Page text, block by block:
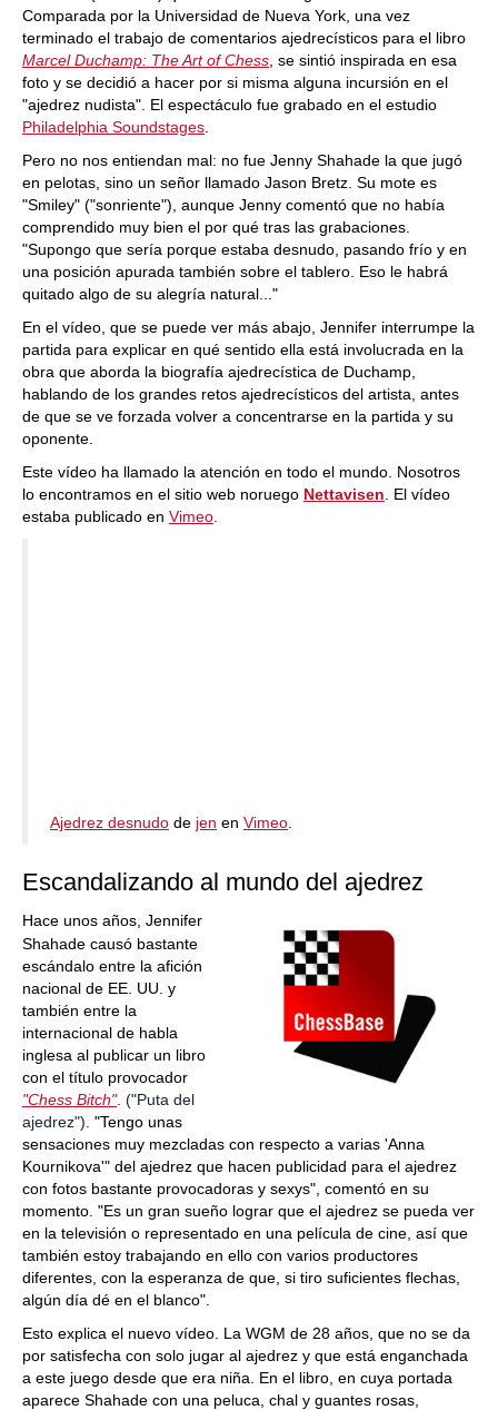
Comparada por la Universidad de Nueva York, una vez
terminado el trabajo de comentarios ajedrecísticos para el libro
Marcel Duchamp: The Art of Chess , se sintió inspirada en esa
foto y se decidió a hacer por si misma alguna incursión en el
"ajedrez nudista". El espectáculo fue grabado en el estudio
Philadelphia Soundstages
Pero no nos entiendan mal: no fue Jenny Shahade la que jugó
en pelotas, sino un señor llamado Jason Bretz. Su mote es
"Smiley" ("sonriente"), aunque Jenny comentó que no había
comprendido muy bien el por qué tras las grabaciones.
"Supongo que sería porque estaba desnudo, pasando frío y en
una posición apurada también sobre el tablero. Eso le habrá
quitado algo de su alegría natural..."
En el vídeo, que se puede ver más abajo, Jennifer interrumpe la
partida para explicar en qué sentido ella está involucrada en la
obra que aborda la biografía ajedrecística de Duchamp,
hablando de los grandes retos ajedrecísticos del artista, antes
de que se ve forzada volver a concentrarse en la partida y su
oponente.
Este vídeo ha llamado la atención en todo el mundo. Nosotros
lo encontramos en el sitio web noruego Nettavisen . El vídeo
estaba publicado en Vimeo
Ajedrez desnudo de jen en Vimeo
Escandalizando al mundo del ajedrez
Hace unos años, Jennifer
Shahade causó bastante
escándalo entre la afición
nacional de EE. UU. y
también entre la
internacional de habla
inglesa al publicar un libro
con el título provocador
"Chess Bitch". ("Puta del
ajedrez"). "Tengo unas
sensaciones muy mezcladas con respecto a varias 'Anna
Kournikova'" del ajedrez que hacen publicidad para el ajedrez
con fotos bastante provocadoras y sexys", comentó en su
momento. "Es un gran sueño lograr que el ajedrez se pueda ver
en la televisión o representado en una película de cine, así que
también estoy trabajando en ello con varios productores
diferentes, con la esperanza de que, si tiro suficientes flechas,
algún día dé en el blanco".
Esto explica el nuevo vídeo. La WGM de 28 años, que no se da
por satisfecha con solo jugar al ajedrez y que está enganchada
a este juego desde que era niña. En el libro, en cuya portada
aparece Shahade con una peluca, chal y guantes rosas,